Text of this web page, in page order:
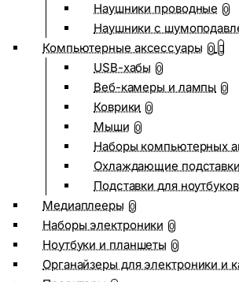
Наушники проводные 0
Наушники с
Компьютерные аксессуары 0
USB-хабы 0
Веб-камеры и лампы 0
Коврики 0
Мыши 0
Наборы компьютерных
Охлаждающие
Подставки для ноутбуков
Медиаплееры 0
Наборы электроники 0
Ноутбуки и планшеты 0
Органайзеры для электроники и